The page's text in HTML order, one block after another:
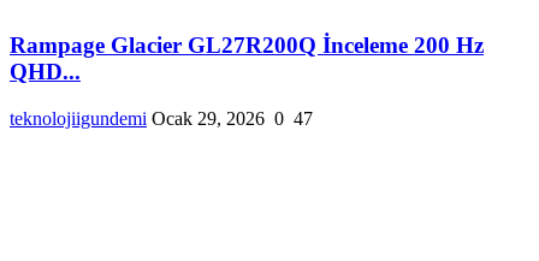
Rampage Glacier GL27R200Q İnceleme 200 Hz
QHD...
teknolojiigundemi Ocak 29, 2026 0 47